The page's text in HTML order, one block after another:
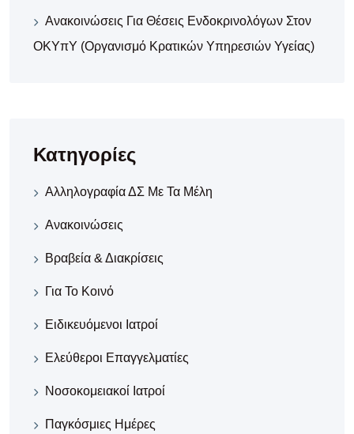
Ανακοινώσεις Για Θέσεις Ενδοκρινολόγων Στον
ΟΚΥπΥ (Οργανισμό Κρατικών Υπηρεσιών Υγείας)
Κατηγορίες
Αλληλογραφία ΔΣ Με Τα Μέλη
Ανακοινώσεις
Βραβεία & Διακρίσεις
Για Το Κοινό
Ειδικευόμενοι Ιατροί
Ελεύθεροι Επαγγελματίες
Νοσοκομειακοί Iατροί
Παγκόσμιες Ημέρες